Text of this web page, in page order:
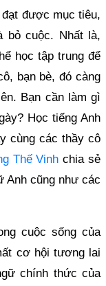
được mục tiêu,
bỏ cuộc. Nhất là,
học tập trung để
bạn bè, đó càng
Bạn cần làm gì
Học tiếng Anh
cùng các thầy cô
Thế Vinh chia sẻ
Anh cũng như các
cuộc sống của
cơ hội tương lai
chính thức của